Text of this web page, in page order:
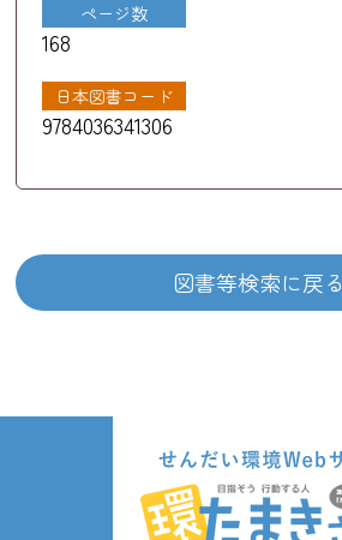
ページ数
168
日本図書コード
9784036341306
図書等検索に戻る